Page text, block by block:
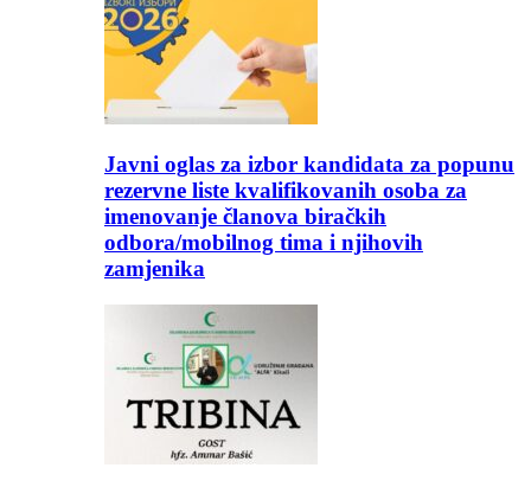
Javni oglas za izbor kandidata za popunu
rezervne liste kvalifikovanih osoba za
imenovanje članova biračkih
odbora/mobilnog tima i njihovih
zamjenika